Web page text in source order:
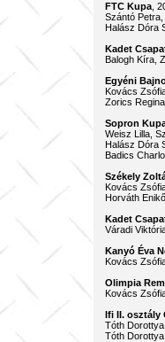
FTC Kupa,
Szántó
Halász Dóra
Kadet
Balogh Kíra,
Egyéni
Kovács
Zorics
Sopron
Weisz Lilla,
Halász Dóra
Badics
Székely
Kovács
Horváth
Kadet
Váradi
Kanyó Éva
Kovács
Olimpia
Kovács
Ifi II. osztály
Tóth
Tóth